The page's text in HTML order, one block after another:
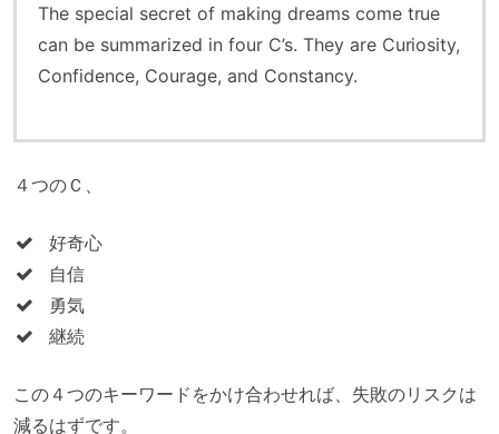
The special secret of making dreams come true
can be summarized in four C’s. They are Curiosity,
Confidence, Courage, and Constancy.
４つのＣ、
好奇心
自信
勇気
継続
この４つのキーワードをかけ合わせれば、失敗のリスクは
減るはずです。